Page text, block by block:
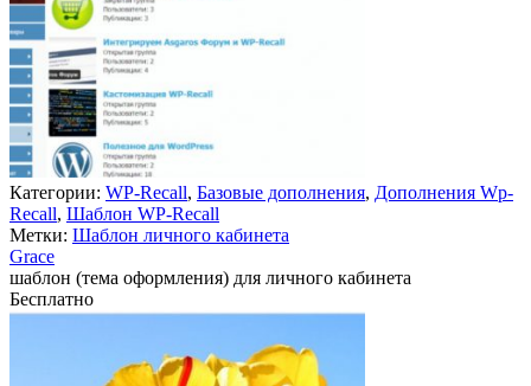
Категории: WP-Recall, Базовые дополнения, Дополнения Wp-
Recall, Шаблон WP-Recall
Метки: Шаблон личного кабинета
Grace
шаблон (тема оформления) для личного кабинета
Бесплатно